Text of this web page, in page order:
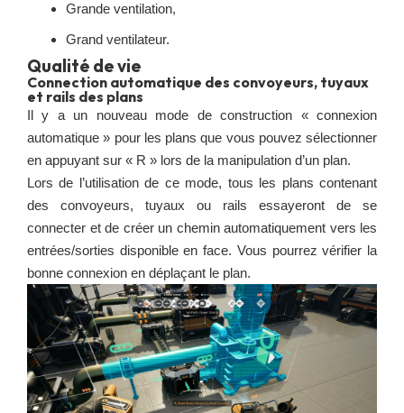
Grande ventilation,
Grand ventilateur.
Qualité de vie
Connection automatique des convoyeurs, tuyaux
et rails des plans
Il y a un nouveau mode de construction « connexion
automatique » pour les plans que vous pouvez sélectionner
en appuyant sur « R » lors de la manipulation d’un plan.
Lors de l’utilisation de ce mode, tous les plans contenant
des convoyeurs, tuyaux ou rails essayeront de se
connecter et de créer un chemin automatiquement vers les
entrées/sorties disponible en face. Vous pourrez vérifier la
bonne connexion en déplaçant le plan.